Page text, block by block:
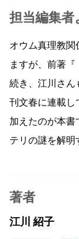
担当編集者
オウム真理教関
ますが、前著
続き、江川さん
刊文春に連載し
加えたのが本書
テリの謎を解明
著者
江川 紹子